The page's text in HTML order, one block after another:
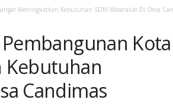
Meningkatkan Kebutuhan SDM.Masarakat Di Desa
Kebutuhan
Candimas